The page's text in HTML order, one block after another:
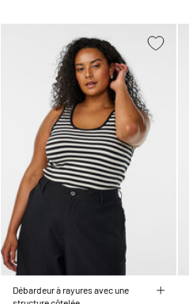
Débardeur à rayures avec une